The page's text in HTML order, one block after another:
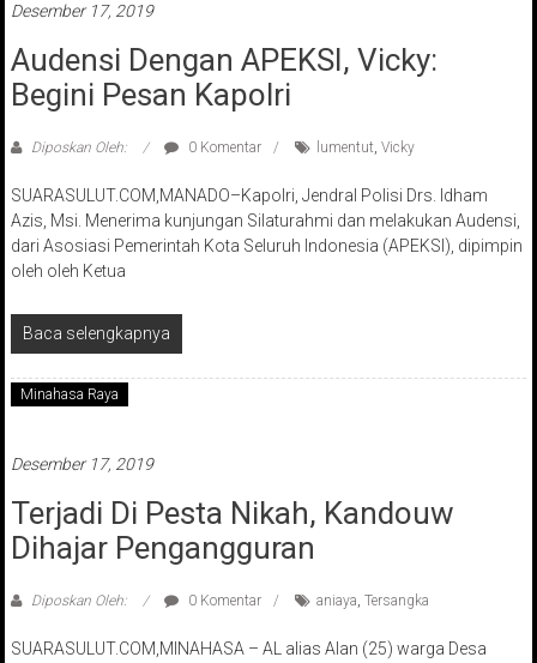
Desember 17, 2019
Audensi Dengan APEKSI, Vicky:
Begini Pesan Kapolri
Diposkan Oleh: 0 Komentar lumentut, Vicky
SUARASULUT.COM,MANADO–Kapolri, Jendral Polisi Drs. Idham
Azis, Msi. Menerima kunjungan Silaturahmi dan melakukan Audensi,
dari Asosiasi Pemerintah Kota Seluruh Indonesia (APEKSI), dipimpin
oleh oleh Ketua
Baca selengkapnya
Minahasa Raya
Desember 17, 2019
Terjadi Di Pesta Nikah, Kandouw
Dihajar Pengangguran
Diposkan Oleh: 0 Komentar aniaya, Tersangka
SUARASULUT.COM,MINAHASA – AL alias Alan (25) warga Desa